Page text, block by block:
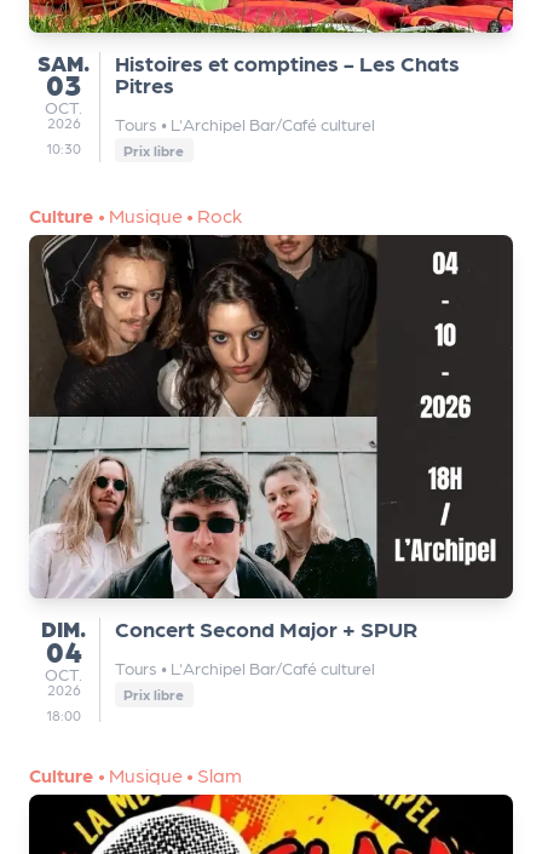
SAMEDI
SAM.
03
OCTOBRE
OCT.
2026
10:30
Histoires et comptines - Les Chats
Pitres
Tours • L'Archipel Bar/Café culturel
Prix libre
Culture • Musique • Rock
DIMANCHE
DIM.
04
OCTOBRE
OCT.
2026
18:00
Concert Second Major + SPUR
Tours • L'Archipel Bar/Café culturel
Prix libre
Culture • Musique • Slam